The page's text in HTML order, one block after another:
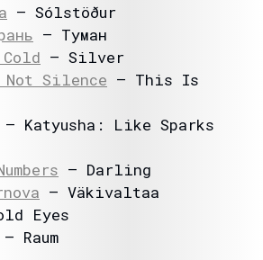
– Sólstöður
– Туман
– Silver
Silence – This Is
– Katyusha: Like Sparks
– Darling
– Väkivaltaa
Eyes
– Raum